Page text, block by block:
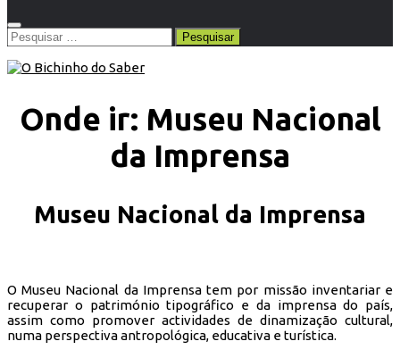
Pesquisar
por:
Onde ir: Museu Nacional
da Imprensa
Museu Nacional da Imprensa
O Museu Nacional da Imprensa tem por missão inventariar e
recuperar o património tipográfico e da imprensa do país,
assim como promover actividades de dinamização cultural,
numa perspectiva antropológica, educativa e turística.